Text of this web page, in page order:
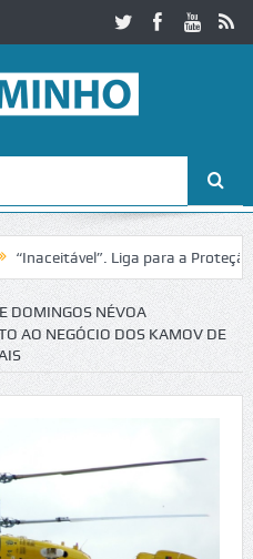
Liga para a Proteção da
DOMINGOS NÉVOA
AO NEGÓCIO DOS KAMOV DE